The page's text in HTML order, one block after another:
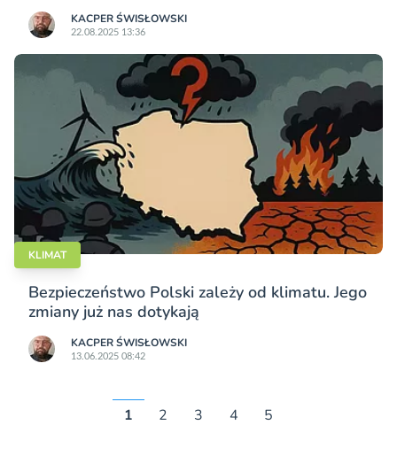
KACPER ŚWISŁO­WSKI
22.08.2025 13:36
KLIMAT
Bezpieczeństwo Polski zależy od klimatu. Jego
zmiany już nas dotykają
KACPER ŚWISŁO­WSKI
13.06.2025 08:42
1 2 3 4 5